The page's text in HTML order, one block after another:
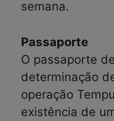
semana.
Passaporte
O passaporte
determinação
operação
existência de